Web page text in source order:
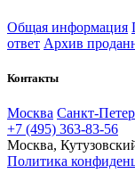
Общая информация
ответ Архив
Контакты
Москва Санкт-
+7 (495) 363-83-56
Москва,
Политика